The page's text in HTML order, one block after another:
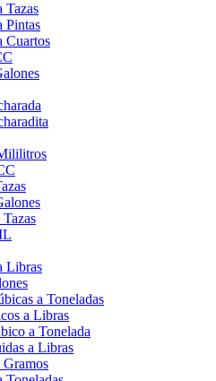
Tazas
Pintas
Cuartos
Libras
a Toneladas
a Libras
a Tonelada
a Libras
Gramos